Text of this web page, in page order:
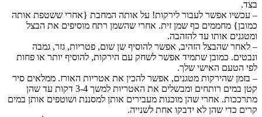
בצד.
– עכשיו אפשר לעבור לירקות! על אותה המחבת {אחרי ששטפת אותה
כמובן} מחממים כף שמן זית. אחרי שהשמן רתח מוסיפים את הבצל
ומטגנים אותו עד להזהבה.
– לאחר שהבצל הזהיב, אפשר להוסיף שן שום, פטריות, גזר, גמבה
ונבטים. כמובן שתמיד אפשר לשחק עם הירקות, להוסיף יותר או פחות
לפי הטעם האישי שלך.
– בזמן שהירקות מטגנים, אפשר להכין את אטריות האורז. ממלאים סיר
קטן במים רותחים ומבשלים את האטריות למשך 3-4 דקות עד שהן
מתרככות. אחרי שהן מוכנות מעבירים אותן למסננת ושוטפים אותן במים
קרים כדי שהן לא ידבקו אחת לשנייה.